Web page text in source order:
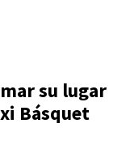
su lugar
Básquet